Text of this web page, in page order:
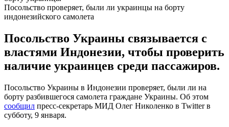
Посольство проверяет, были ли украинцы на борту
индонезийского самолета
Посольство Украины связывается с
властями Индонезии, чтобы проверить
наличие украинцев среди пассажиров.
Посольство Украины в Индонезии проверяет, были ли на
борту разбившегося самолета граждане Украины. Об этом
сообщил пресс-секретарь МИД Олег Николенко в Twitter в
субботу, 9 января.